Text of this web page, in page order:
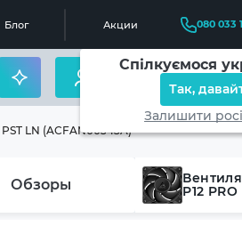
Блог Акции 080 033
Спілкуємося
Так,
Залишити
LN (ACFAN00343A)
Обзоры
P12 PRO